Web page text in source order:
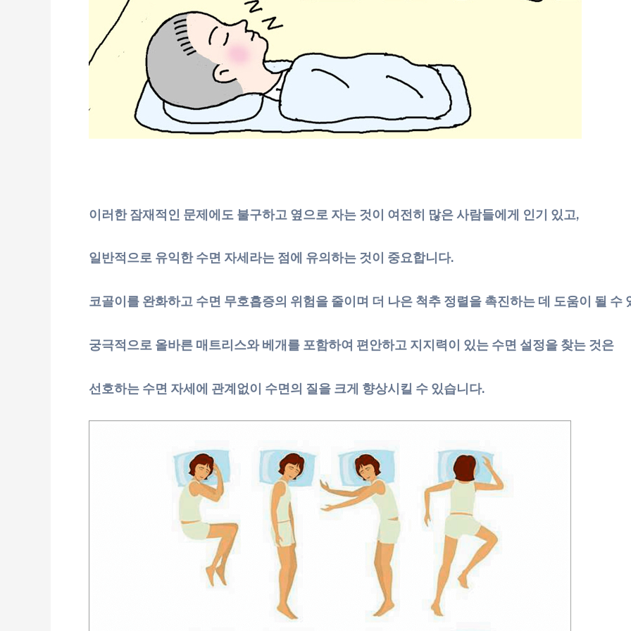
이러한 잠재적인 문제에도 불구하고 옆으로 자는 것이 여전히 많은 사람들에게 인기 있고,
일반적으로 유익한 수면 자세라는 점에 유의하는 것이 중요합니다.
코골이를 완화하고 수면 무호흡증의 위험을 줄이며 더 나은 척추 정렬을 촉진하는 데 도움이 될 수
궁극적으로 올바른 매트리스와 베개를 포함하여 편안하고 지지력이 있는 수면 설정을 찾는 것은
선호하는 수면 자세에 관계없이 수면의 질을 크게 향상시킬 수 있습니다.